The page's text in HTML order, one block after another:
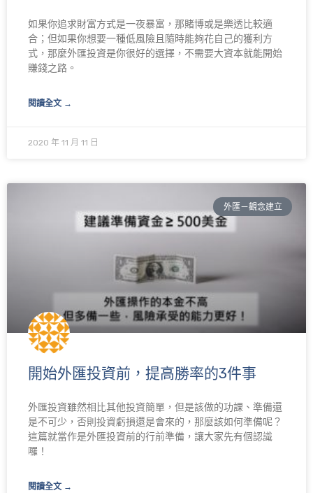
如果你追求財富方式是一夜暴富，那賭博或是樂透比較適
合；但如果你想要一種低風險且隨時能夠花自己的獲利方
式，那麼外匯投資是你很好的選擇，不需要大資本就能開始
賺錢之路。
閱讀全文 →
2020 年 11 月 11 日
外匯－觀念建立
開始外匯投資前，提高勝率的3件事
外匯投資雖然相比其他投資簡單，但是該做的功課、準備還
是不可少，否則投資虧損還是會來的，那麼該如何準備呢？
這篇就當作是外匯投資前的行前準備，讓大家先有個認識
囉！
閱讀全文 →